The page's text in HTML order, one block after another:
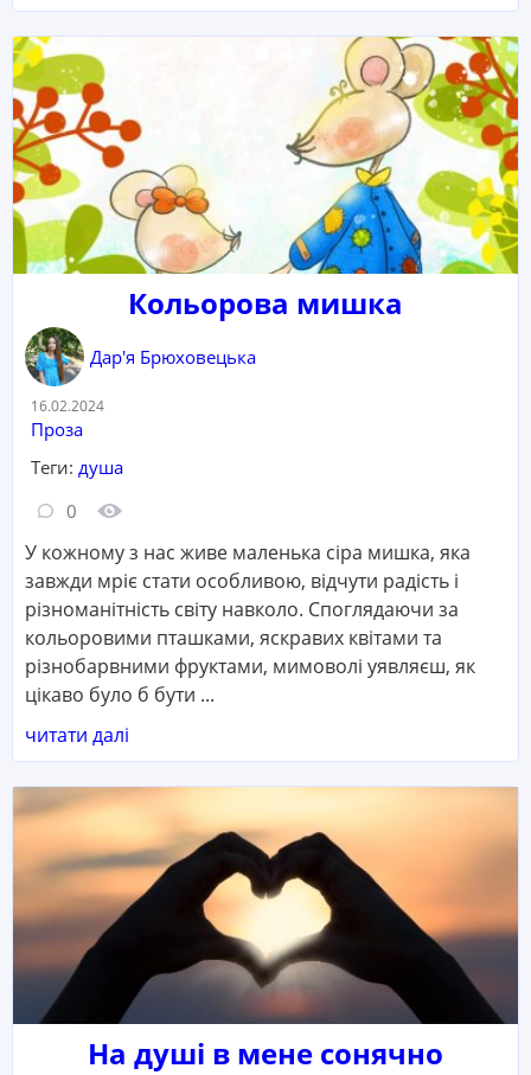
Кольорова мишка
Дар'я Брюховецька
Дата:
16.02.2024
Категорія:
Проза
Теги: душа
Кількість коментарів:
0 Кількість переглядів:
У кожному з нас живе маленька сіра мишка, яка
завжди мріє стати особливою, відчути радість і
різноманітність світу навколо. Споглядаючи за
кольоровими пташками, яскравих квітами та
різнобарвними фруктами, мимоволі уявляєш, як
цікаво було б бути ...
читати далі
На душі в мене сонячно